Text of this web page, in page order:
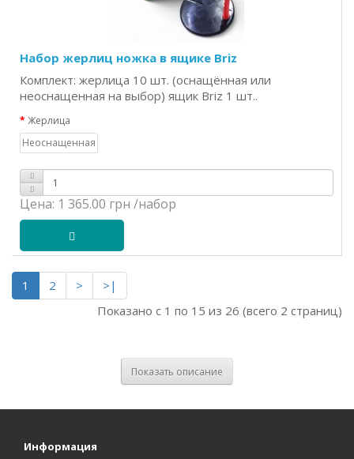
Набор жерлиц ножка в ящике Briz
Комплект: жерлица 10 шт. (оснащённая или
неоснащенная на выбор) ящик Briz 1 шт..
Жерлица
Неоснащенная
Цена: 1 365.00 грн /набор
1 2 >
>|
Показано с 1 по 15 из 26 (всего 2 страниц)
Показать описание
Информация